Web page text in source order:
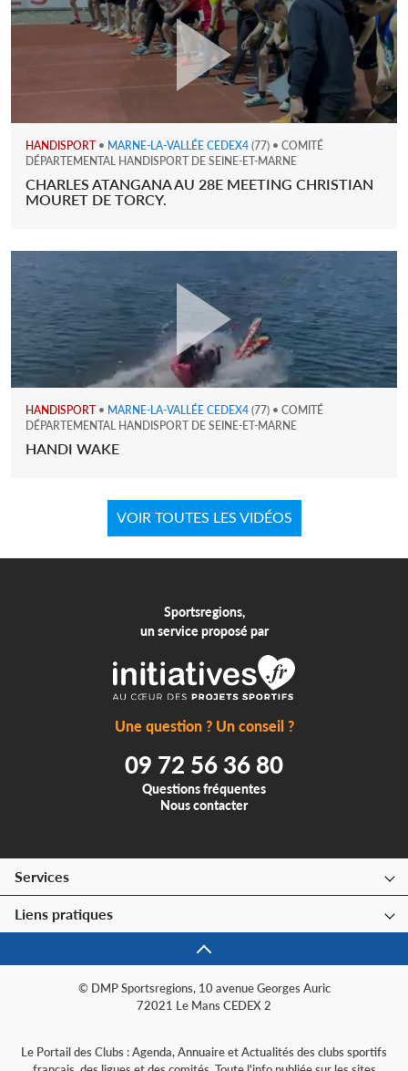
HANDISPORT • MARNE-LA-VALLÉE CEDEX4 (77) • COMITÉ
DÉPARTEMENTAL HANDISPORT DE SEINE-ET-MARNE
CHARLES ATANGANA AU 28E MEETING CHRISTIAN
MOURET DE TORCY.
HANDISPORT • MARNE-LA-VALLÉE CEDEX4 (77) • COMITÉ
DÉPARTEMENTAL HANDISPORT DE SEINE-ET-MARNE
HANDI WAKE
VOIR TOUTES LES VIDÉOS
Sportsregions,
un service proposé par
Une question ? Un conseil ?
09 72 56 36 80
Questions fréquentes
Nous contacter
Services
Liens pratiques
© DMP Sportsregions, 10 avenue Georges Auric
72021 Le Mans CEDEX 2
Le Portail des Clubs : Agenda, Annuaire et Actualités des clubs sportifs